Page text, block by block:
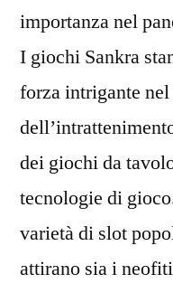
importanza nel
I giochi Sankra
forza intrigante
dei giochi da
tecnologie di
varietà di slot
attirano sia i